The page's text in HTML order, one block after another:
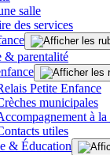
salle
des services
& parentalité
Petite Enfance
municipales
à la
utiles
& Éducation